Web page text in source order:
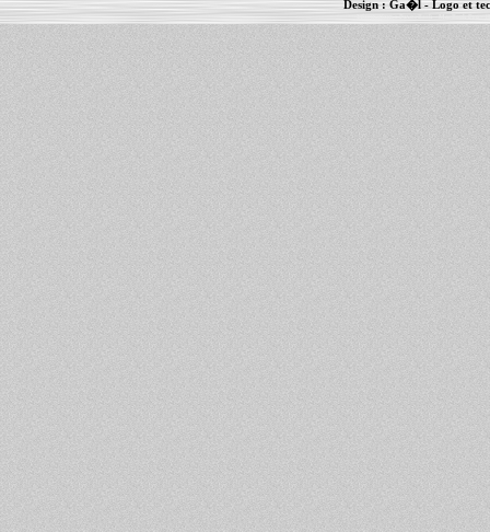
Design : Ga�l- Logo et